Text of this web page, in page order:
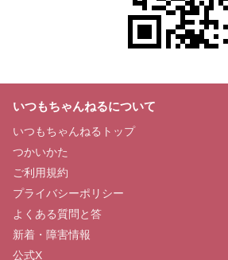
いつもちゃんねるについて
いつもちゃんねるトップ
つかいかた
ご利用規約
プライバシーポリシー
よくある質問と答
新着・障害情報
公式X